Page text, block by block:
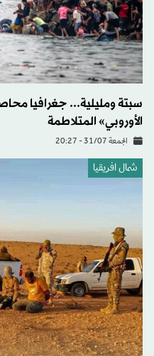
سبتة ومليلية... جغرافيا
الأوروبي» المتلاطمة
الجمعة 31/07 - 20:27
شمال افريقيا